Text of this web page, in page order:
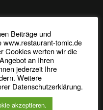
Beiträge und
www.restaurant-tomic.de
Cookies werten wir die
an Ihren
jederzeit Ihre
Weitere
Datenschutzerklärung.
akzeptieren.